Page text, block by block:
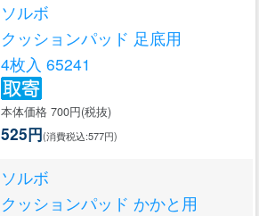
ソルボ
クッションパッド 足底用
4枚入 65241
本体価格 700円(税抜)
525円(消費税込:577円)
ソルボ
クッションパッド かかと用